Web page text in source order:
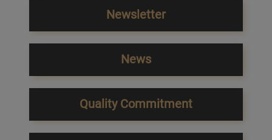
Newsletter
News
Quality Commitment